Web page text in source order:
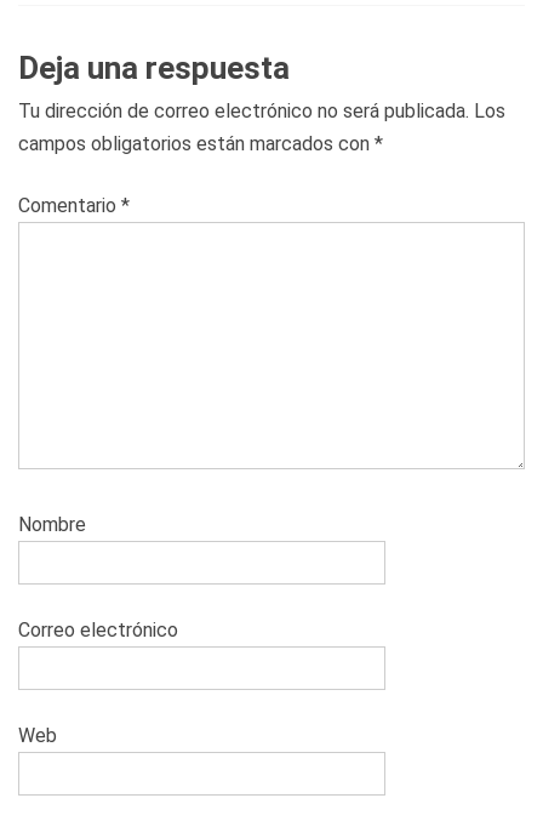
Deja una respuesta
Tu dirección de correo electrónico no será publicada. Los
campos obligatorios están marcados con *
Comentario *
Nombre
Correo electrónico
Web